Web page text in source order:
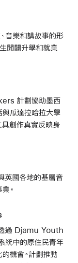
音樂和講故事的形
開闢升學和就業
計劃協助墨西
與瓜達拉哈拉大學
創作真實反映身
國各地的基層音
。
過 Djamu Youth
中的原住民青年
機會。計劃推動